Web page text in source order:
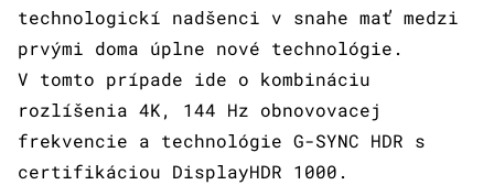
technologickí nadšenci v snahe mať medzi
prvými doma úplne nové technológie.
V tomto prípade ide o kombináciu
rozlíšenia 4K, 144 Hz obnovovacej
frekvencie a technológie G-SYNC HDR s
certifikáciou DisplayHDR 1000.